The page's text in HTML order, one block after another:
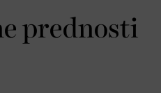
prednosti